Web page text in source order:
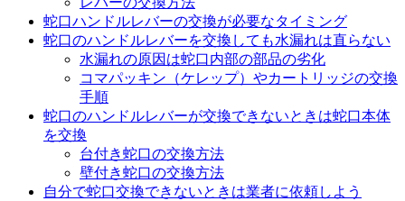
蛇口ハンドルレバーの交換が必要なタイミング
蛇口のハンドルレバーを交換しても水漏れは直らない
水漏れの原因は蛇口内部の部品の劣化
コマパッキン（ケレップ）やカートリッジの交換
手順
蛇口のハンドルレバーが交換できないときは蛇口本体
を交換
台付き蛇口の交換方法
壁付き蛇口の交換方法
自分で蛇口交換できないときは業者に依頼しよう